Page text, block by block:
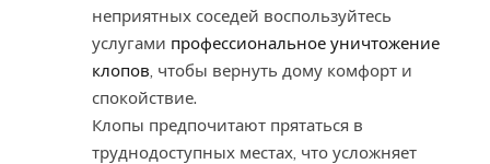
неприятных соседей воспользуйтесь
услугами профессиональное уничтожение
клопов, чтобы вернуть дому комфорт и
спокойствие.
Клопы предпочитают прятаться в
труднодоступных местах, что усложняет